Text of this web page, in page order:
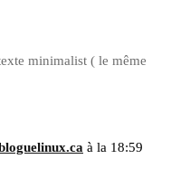
minimalist ( le même
à la 18:59